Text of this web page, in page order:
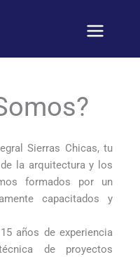
Sierras Chicas, tu
la arquitectura y los
formados por un
capacitados y
años de experiencia
de proyectos